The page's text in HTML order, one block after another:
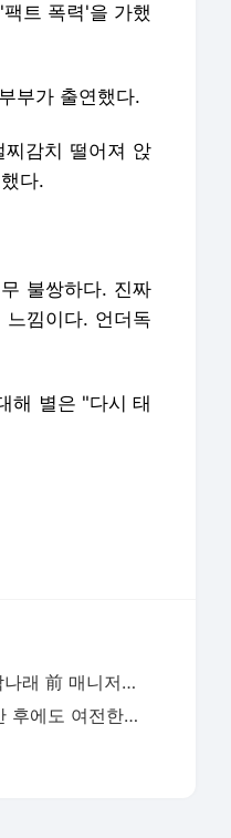
트 폭력'을 가했
부가 출연했다.
감치 떨어져 앉
다.
불쌍하다. 진짜
낌이다. 언더독
해 별은 "다시 태
"매출 10% 안주면 폭로" 박나래 前 매니저 2명, 공갈미수·횡령 혐의로 재판
진아름, 득남 후 근황…출산 후에도 여전한 미모 [스타엿보기]